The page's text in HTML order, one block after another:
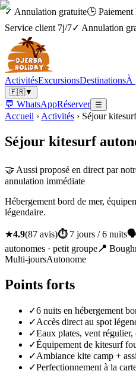
✓ Annulation gratuite🕒 Paiement
Service client 7j/7✓ Annulation
ActivitésExcursionsDestinationsÀ
🇫🇷▼
💬 WhatsAppRéserver ☰
Accueil › Activités › Séjour
Séjour kitesurf
🤝 Aussi proposé en direct par
annulation immédiate
Hébergement bord de mer,
légendaire.
★4.9(87 avis)⏱ 7 jours / 6 nuits
autonomes · petit groupe📍
Multi-joursAutonome
Points forts
✓6 nuits en hébergement
✓Accès direct au spot
✓Eaux plates, vent régulier,
✓Équipement de kitesurf
✓Ambiance kite camp +
✓Perfectionnement à la